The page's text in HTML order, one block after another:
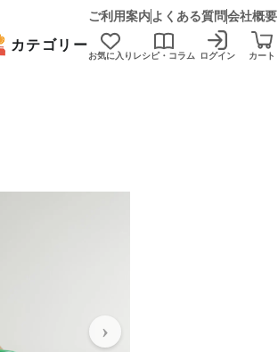
ご利用案内 よくある質問会社概要
カテゴリー
お気に入り レシピ・コラム ログイン カート